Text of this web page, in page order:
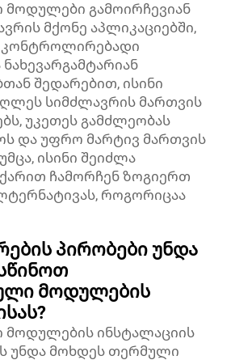
გამოირჩევიან
მქონე აპლიკაციებში,
კონტროლირებადი
შედარებით, ისინი
სიმძლავრის მართვის
უკეთეს გამძლეობას
და უფრო მარტივ მართვის
ისინი შეიძლა
ჩამორჩენ ზოგიერთ
როგორიცაა
პირობები უნდა
მოდულების
ინსტალაციის
უნდა მოხდეს თერმული